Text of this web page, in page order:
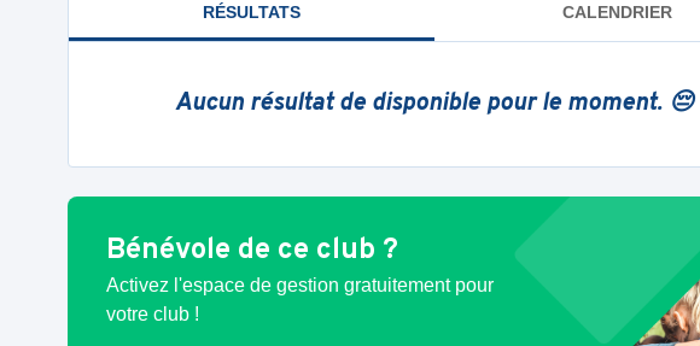
RÉSULTATS CALENDRIER
Aucun résultat de disponible pour le moment. 😔
Bénévole de ce club ?
Activez l'espace de gestion gratuitement pour
votre club !